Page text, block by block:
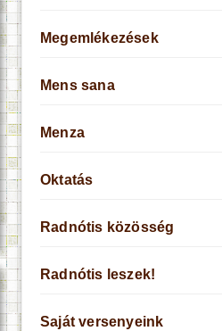
Megemlékezések
Mens sana
Menza
Oktatás
Radnótis közösség
Radnótis leszek!
Saját versenyeink